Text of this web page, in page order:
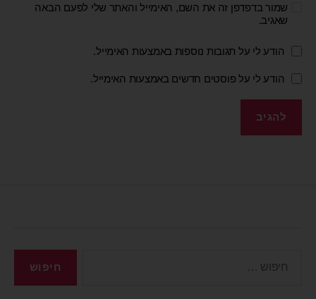
שמור בדפדפן זה את השם, האימייל והאתר שלי לפעם הבאה
שאגיב.
הודע לי על תגובות נוספות באמצעות האימייל.
הודע לי על פוסטים חדשים באמצעות האימייל.